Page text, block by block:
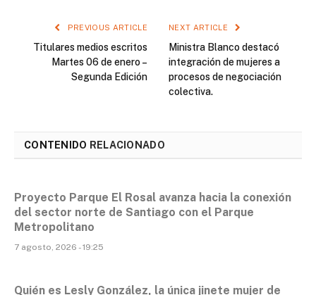
PREVIOUS ARTICLE
Titulares medios escritos
Martes 06 de enero –
Segunda Edición
NEXT ARTICLE
Ministra Blanco destacó
integración de mujeres a
procesos de negociación
colectiva.
CONTENIDO RELACIONADO
Proyecto Parque El Rosal avanza hacia la conexión
del sector norte de Santiago con el Parque
Metropolitano
7 agosto, 2026 - 19:25
Quién es Lesly González, la única jinete mujer de